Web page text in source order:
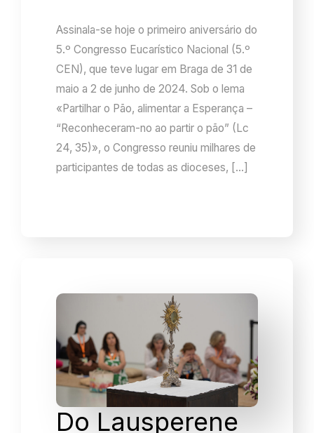
Assinala-se hoje o primeiro aniversário do
5.º Congresso Eucarístico Nacional (5.º
CEN), que teve lugar em Braga de 31 de
maio a 2 de junho de 2024. Sob o lema
«Partilhar o Pão, alimentar a Esperança –
“Reconheceram-no ao partir o pão” (Lc
24, 35)», o Congresso reuniu milhares de
participantes de todas as dioceses, […]
Do Lausperene